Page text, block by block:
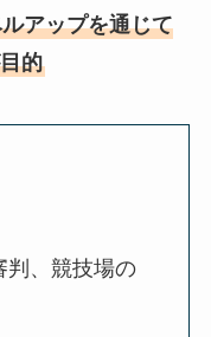
アップを通じて
的
判、競技場の